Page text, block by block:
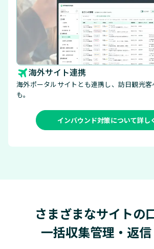
海外サイト連携
海外ポータルサイトとも連携し、訪日観光
も。
インバウンド対策について詳し
さまざまなサイトの
一括収集管理・返